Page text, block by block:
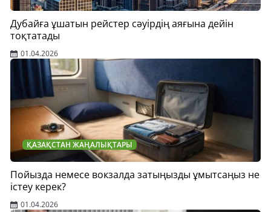
Дубайға ұшатын рейстер сәуірдің аяғына дейін
тоқтатады
01.04.2026
ҚАЗАҚСТАН ЖАҢАЛЫҚТАРЫ
Пойызда немесе вокзалда затыңызды ұмытсаңыз не
істеу керек?
01.04.2026